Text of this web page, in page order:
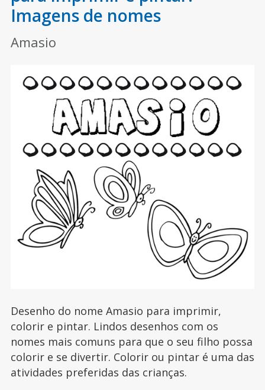
Imagens de nomes
Amasio
Desenho do nome Amasio para imprimir,
colorir e pintar. Lindos desenhos com os
nomes mais comuns para que o seu filho possa
colorir e se divertir. Colorir ou pintar é uma das
atividades preferidas das crianças.